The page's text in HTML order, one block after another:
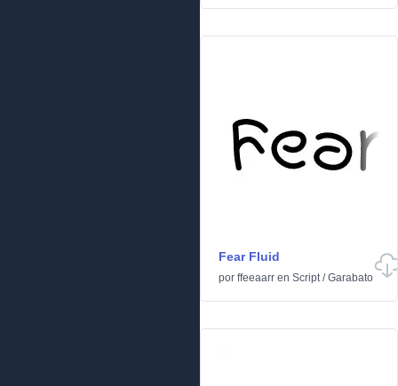
Fear Fluid
por ffeeaarr en Script/Garabato